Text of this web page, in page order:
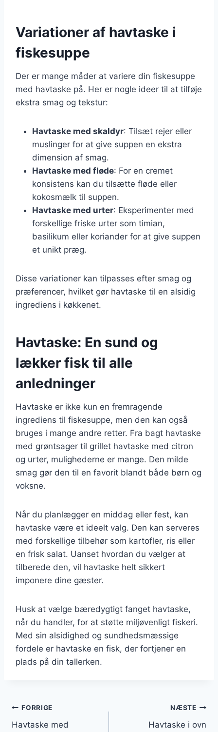
Variationer af havtaske i
fiskesuppe
Der er mange måder at variere din fiskesuppe
med havtaske på. Her er nogle ideer til at tilføje
ekstra smag og tekstur:
Havtaske med skaldyr: Tilsæt rejer eller
muslinger for at give suppen en ekstra
dimension af smag.
Havtaske med fløde: For en cremet
konsistens kan du tilsætte fløde eller
kokosmælk til suppen.
Havtaske med urter: Eksperimenter med
forskellige friske urter som timian,
basilikum eller koriander for at give suppen
et unikt præg.
Disse variationer kan tilpasses efter smag og
præferencer, hvilket gør havtaske til en alsidig
ingrediens i køkkenet.
Havtaske: En sund og
lækker fisk til alle
anledninger
Havtaske er ikke kun en fremragende
ingrediens til fiskesuppe, men den kan også
bruges i mange andre retter. Fra bagt havtaske
med grøntsager til grillet havtaske med citron
og urter, mulighederne er mange. Den milde
smag gør den til en favorit blandt både børn og
voksne.
Når du planlægger en middag eller fest, kan
havtaske være et ideelt valg. Den kan serveres
med forskellige tilbehør som kartofler, ris eller
en frisk salat. Uanset hvordan du vælger at
tilberede den, vil havtaske helt sikkert
imponere dine gæster.
Husk at vælge bæredygtigt fanget havtaske,
når du handler, for at støtte miljøvenligt fiskeri.
Med sin alsidighed og sundhedsmæssige
fordele er havtaske en fisk, der fortjener en
plads på din tallerken.
Indlægsnavigation
FORRIGE
Havtaske med
NÆSTE
Havtaske i ovn